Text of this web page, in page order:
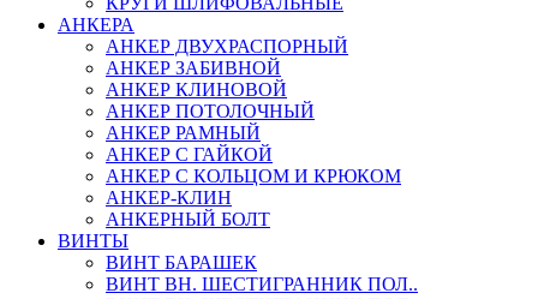
АНКЕРА
АНКЕР ДВУХРАСПОРНЫЙ
АНКЕР ЗАБИВНОЙ
АНКЕР КЛИНОВОЙ
АНКЕР ПОТОЛОЧНЫЙ
АНКЕР РАМНЫЙ
АНКЕР С ГАЙКОЙ
АНКЕР С КОЛЬЦОМ И КРЮКОМ
АНКЕР-КЛИН
АНКЕРНЫЙ БОЛТ
ВИНТЫ
ВИНТ БАРАШЕК
ВИНТ ВН. ШЕСТИГРАННИК ПОЛ..